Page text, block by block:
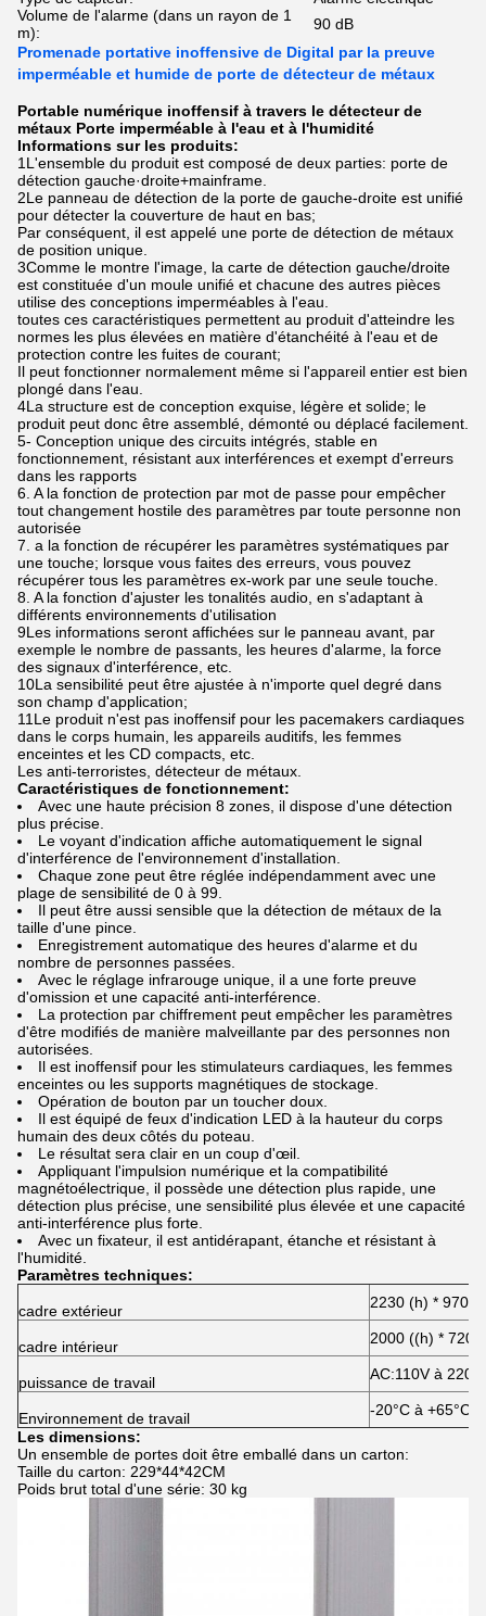
Volume de l'alarme (dans un rayon de 1
m):
90 dB
Promenade portative inoffensive de Digital par la preuve
imperméable et humide de porte de détecteur de métaux
Portable numérique inoffensif à travers le détecteur de
métaux Porte imperméable à l'eau et à l'humidité
Informations sur les produits:
1L'ensemble du produit est composé de deux parties: porte de
détection gauche·droite+mainframe.
2Le panneau de détection de la porte de gauche-droite est unifié
pour détecter la couverture de haut en bas;
Par conséquent, il est appelé une porte de détection de métaux
de position unique.
3Comme le montre l'image, la carte de détection gauche/droite
est constituée d'un moule unifié et chacune des autres pièces
utilise des conceptions imperméables à l'eau.
toutes ces caractéristiques permettent au produit d'atteindre les
normes les plus élevées en matière d'étanchéité à l'eau et de
protection contre les fuites de courant;
Il peut fonctionner normalement même si l'appareil entier est bien
plongé dans l'eau.
4La structure est de conception exquise, légère et solide; le
produit peut donc être assemblé, démonté ou déplacé facilement.
5- Conception unique des circuits intégrés, stable en
fonctionnement, résistant aux interférences et exempt d'erreurs
dans les rapports
6. A la fonction de protection par mot de passe pour empêcher
tout changement hostile des paramètres par toute personne non
autorisée
7. a la fonction de récupérer les paramètres systématiques par
une touche; lorsque vous faites des erreurs, vous pouvez
récupérer tous les paramètres ex-work par une seule touche.
8. A la fonction d'ajuster les tonalités audio, en s'adaptant à
différents environnements d'utilisation
9Les informations seront affichées sur le panneau avant, par
exemple le nombre de passants, les heures d'alarme, la force
des signaux d'interférence, etc.
10La sensibilité peut être ajustée à n'importe quel degré dans
son champ d'application;
11Le produit n'est pas inoffensif pour les pacemakers cardiaques
dans le corps humain, les appareils auditifs, les femmes
enceintes et les CD compacts, etc.
Les anti-terroristes, détecteur de métaux.
Caractéristiques de fonctionnement:
Avec une haute précision 8 zones, il dispose d'une détection
plus précise.
Le voyant d'indication affiche automatiquement le signal
d'interférence de l'environnement d'installation.
Chaque zone peut être réglée indépendamment avec une
plage de sensibilité de 0 à 99.
Il peut être aussi sensible que la détection de métaux de la
taille d'une pince.
Enregistrement automatique des heures d'alarme et du
nombre de personnes passées.
Avec le réglage infrarouge unique, il a une forte preuve
d'omission et une capacité anti-interférence.
La protection par chiffrement peut empêcher les paramètres
d'être modifiés de manière malveillante par des personnes non
autorisées.
Il est inoffensif pour les stimulateurs cardiaques, les femmes
enceintes ou les supports magnétiques de stockage.
Opération de bouton par un toucher doux.
Il est équipé de feux d'indication LED à la hauteur du corps
humain des deux côtés du poteau.
Le résultat sera clair en un coup d'œil.
Appliquant l'impulsion numérique et la compatibilité
magnétoélectrique, il possède une détection plus rapide, une
détection plus précise, une sensibilité plus élevée et une capacité
anti-interférence plus forte.
Avec un fixateur, il est antidérapant, étanche et résistant à
l'humidité.
Paramètres techniques:
cadre extérieur 2230 (h) * 970
cadre intérieur 2000 ((h) * 720
puissance de travail AC:110V à 220V
Environnement de travail
-20°C à +65°C
Les dimensions:
Un ensemble de portes doit être emballé dans un carton:
Taille du carton: 229*44*42CM
Poids brut total d'une série: 30 kg